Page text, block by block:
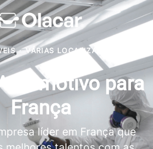
· VÁRIAS LOCALIZAÇÕES
para
França
líder em França que